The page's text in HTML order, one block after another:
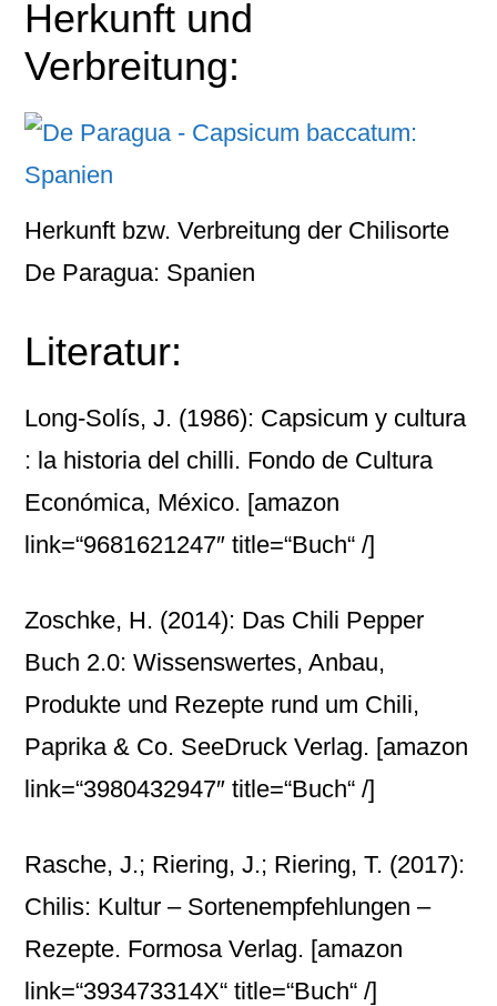
Herkunft und
Verbreitung:
Herkunft bzw. Verbreitung der Chilisorte
De Paragua: Spanien
Literatur:
Long-Solís, J. (1986): Capsicum y cultura
: la historia del chilli. Fondo de Cultura
Económica, México. [amazon
link=“9681621247″ title=“Buch“ /]
Zoschke, H. (2014): Das Chili Pepper
Buch 2.0: Wissenswertes, Anbau,
Produkte und Rezepte rund um Chili,
Paprika & Co. SeeDruck Verlag. [amazon
link=“3980432947″ title=“Buch“ /]
Rasche, J.; Riering, J.; Riering, T. (2017):
Chilis: Kultur – Sortenempfehlungen –
Rezepte. Formosa Verlag. [amazon
link=“393473314X“ title=“Buch“ /]